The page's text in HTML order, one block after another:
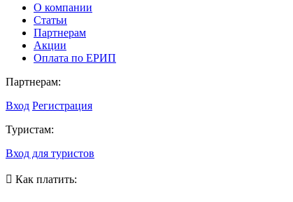
О компании
Статьи
Партнерам
Акции
Оплата по ЕРИП
Партнерам:
Вход Регистрация
Туристам:
Вход для туристов
Как платить: